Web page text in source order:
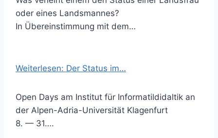
oder eines Landsmannes?
In Übereinstimmung mit dem…
Weiterlesen: Der Status im…
Open Days am Institut für Informatildidaltik an
der Alpen-Adria-Universität Klagenfurt
8. — 31….